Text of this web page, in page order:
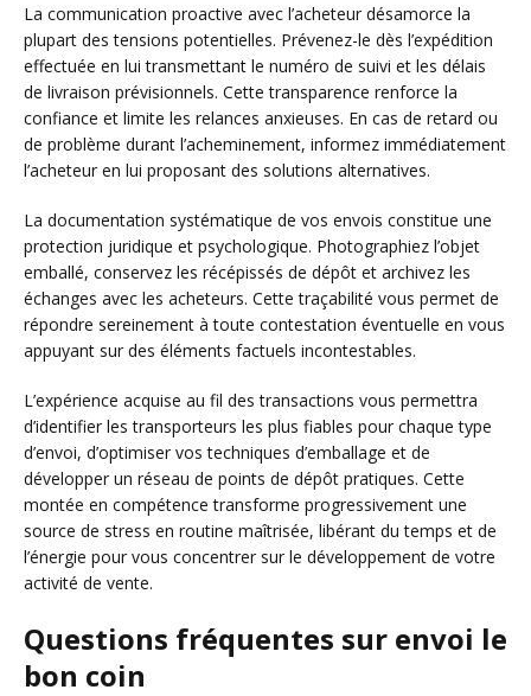
La communication proactive avec l’acheteur désamorce la
plupart des tensions potentielles. Prévenez-le dès l’expédition
effectuée en lui transmettant le numéro de suivi et les délais
de livraison prévisionnels. Cette transparence renforce la
confiance et limite les relances anxieuses. En cas de retard ou
de problème durant l’acheminement, informez immédiatement
l’acheteur en lui proposant des solutions alternatives.
La documentation systématique de vos envois constitue une
protection juridique et psychologique. Photographiez l’objet
emballé, conservez les récépissés de dépôt et archivez les
échanges avec les acheteurs. Cette traçabilité vous permet de
répondre sereinement à toute contestation éventuelle en vous
appuyant sur des éléments factuels incontestables.
L’expérience acquise au fil des transactions vous permettra
d’identifier les transporteurs les plus fiables pour chaque type
d’envoi, d’optimiser vos techniques d’emballage et de
développer un réseau de points de dépôt pratiques. Cette
montée en compétence transforme progressivement une
source de stress en routine maîtrisée, libérant du temps et de
l’énergie pour vous concentrer sur le développement de votre
activité de vente.
Questions fréquentes sur envoi le
bon coin